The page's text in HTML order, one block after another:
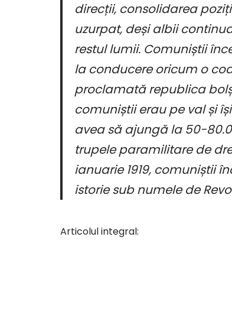
direcții, consolidarea
uzurpat, deși albii
restul lumii. Comuniștii
la conducere oricum o
proclamată republica
comuniștii erau pe val și
avea să ajungă la 50-
trupele paramilitare de
ianuarie 1919, comuniștii
istorie sub numele de
Articolul integral: